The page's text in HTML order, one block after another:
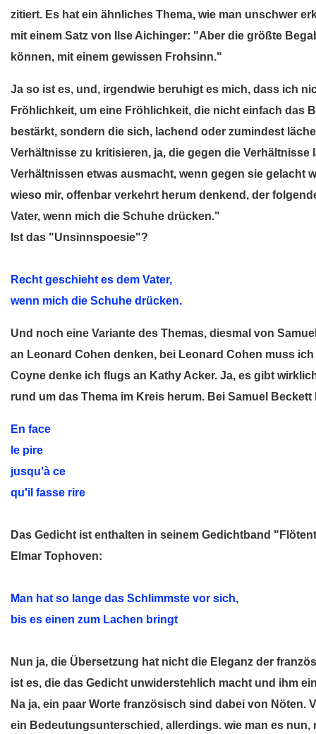
zitiert. Es hat ein ähnliches Thema, wie man unschwer
mit einem Satz von Ilse Aichinger: "Aber die größte
können, mit einem gewissen Frohsinn."
Ja so ist es, und, irgendwie beruhigt es mich, dass ich
Fröhlichkeit, um eine Fröhlichkeit, die nicht einfach das
bestärkt, sondern die sich, lachend oder zumindest
Verhältnisse zu kritisieren, ja, die gegen die Verhältnisse
Verhältnissen etwas ausmacht, wenn gegen sie gelacht
wieso mir, offenbar verkehrt herum denkend, der
Vater, wenn mich die Schuhe drücken."
Ist das "Unsinnspoesie"?
Recht geschieht es dem Vater,
wenn mich die Schuhe drücken.
Und noch eine Variante des Themas, diesmal von
an Leonard Cohen denken, bei Leonard Cohen muss
Coyne denke ich flugs an Kathy Acker. Ja, es gibt
rund um das Thema im Kreis herum. Bei Samuel
En face
le pire
jusqu'à ce
qu'il fasse rire
Das Gedicht ist enthalten in seinem Gedichtband
Elmar Tophoven:
Man hat so lange das Schlimmste vor sich,
bis es einen zum Lachen bringt
Nun ja, die Übersetzung hat nicht die Eleganz der
ist es, die das Gedicht unwiderstehlich macht und ihm
Na ja, ein paar Worte französisch sind dabei von Nöten.
ein Bedeutungsunterschied, allerdings. wie man es